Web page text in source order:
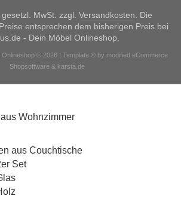
MwSt. zzgl. Versandkosten . Die
entsprechen dem bisherigen Preis bei
- Dein Möbel Onlineshop.
© 2026 | Template © by modified eCommerce
Shopsoftware & karsta.de
Wohnzimmer
aus Couchtische
Set